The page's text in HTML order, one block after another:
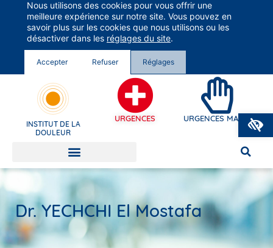
Groupe Vivalto Santé
Entre nous, la vie
INSTITUT DE LA
DOULEUR
URGENCES URGENCES MAINS
Dr. YECHCHI El Mostafa
Nous utilisons des cookies pour vous offrir une
meilleure expérience sur notre site. Vous pouvez en
savoir plus sur les cookies que nous utilisons ou les
désactiver dans les réglages du site.
Accepter Refuser Réglages